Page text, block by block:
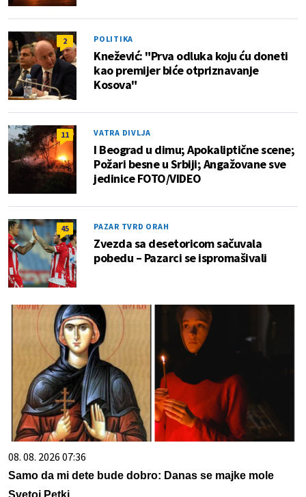
2 POLITIKA
Knežević: "Prva odluka koju ću doneti
kao premijer biće otpriznavanje
Kosova"
11 VATRA DIVLJA
I Beograd u dimu; Apokaliptične scene;
Požari besne u Srbiji; Angažovane sve
jedinice FOTO/VIDEO
45 PAZAR TVRD ORAH
Zvezda sa desetoricom sačuvala
pobedu – Pazarci se ispromašivali
08. 08. 2026 07:36
Samo da mi dete bude dobro: Danas se majke mole